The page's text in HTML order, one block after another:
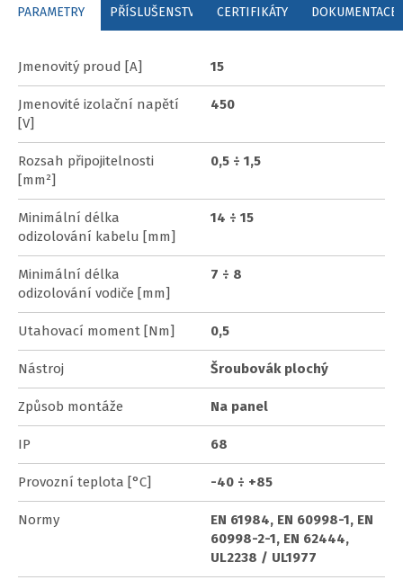
PARAMETRY PŘÍSLUŠENSTVÍ CERTIFIKÁTY DOKUMENTACE
Jmenovitý proud [A] 15
Jmenovité izolační napětí
[V]
450
Rozsah připojitelnosti
[mm²]
0,5 ÷ 1,5
Minimální délka
odizolování kabelu [mm]
14 ÷ 15
Minimální délka
odizolování vodiče [mm]
7 ÷ 8
Utahovací moment [Nm] 0,5
Nástroj Šroubovák plochý
Způsob montáže Na panel
IP 68
Provozní teplota [°C] -40 ÷ +85
Normy
EN 61984, EN 60998-1, EN
60998-2-1, EN 62444,
UL2238 / UL1977